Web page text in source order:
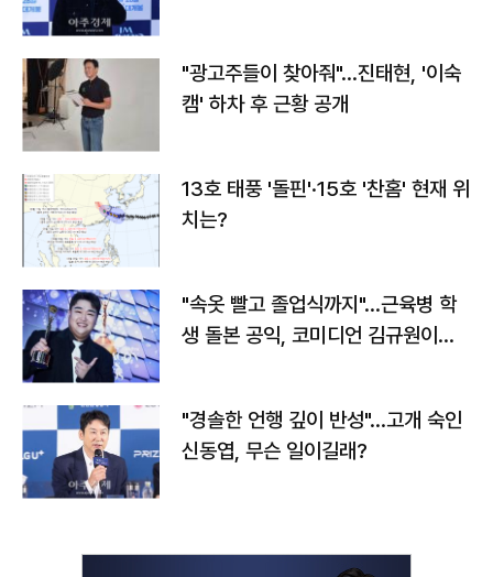
"광고주들이 찾아줘"…진태현, '이숙
캠' 하차 후 근황 공개
13호 태풍 '돌핀'·15호 '찬홈' 현재 위
치는?
"속옷 빨고 졸업식까지"…근육병 학
생 돌본 공익, 코미디언 김규원이었
"경솔한 언행 깊이 반성"…고개 숙인
신동엽, 무슨 일이길래?